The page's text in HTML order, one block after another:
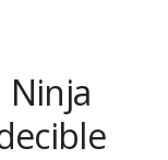
Ninja